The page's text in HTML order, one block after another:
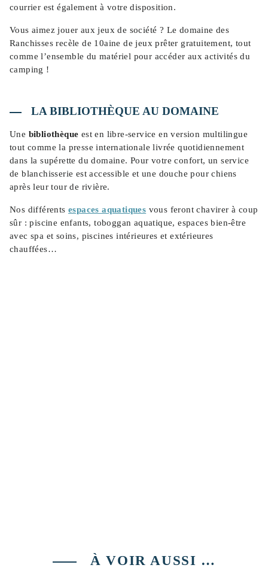
courrier est également à votre disposition.
Vous aimez jouer aux jeux de société ? Le domaine des
Ranchisses recèle de 10aine de jeux prêter gratuitement, tout
comme l’ensemble du matériel pour accéder aux activités du
camping !
LA BIBLIOTHÈQUE AU DOMAINE
Une bibliothèque est en libre-service en version multilingue
tout comme la presse internationale livrée quotidiennement
dans la supérette du domaine. Pour votre confort, un service
de blanchisserie est accessible et une douche pour chiens
après leur tour de rivière.
Nos différents espaces aquatiques vous feront chavirer à coup
sûr : piscine enfants, toboggan aquatique, espaces bien-être
avec spa et soins, piscines intérieures et extérieures
chauffées…
À VOIR AUSSI …